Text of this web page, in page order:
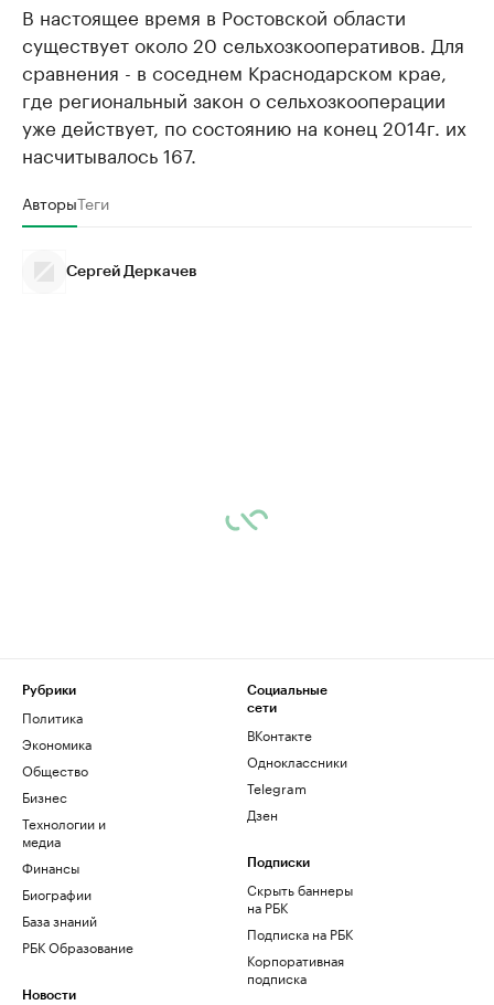
В настоящее время в Ростовской области
существует около 20 сельхозкооперативов. Для
сравнения - в соседнем Краснодарском крае,
где региональный закон о сельхозкооперации
уже действует, по состоянию на конец 2014г. их
насчитывалось 167.
АвторыТеги
Сергей Деркачев
Рубрики
Политика
Экономика
Общество
Бизнес
Технологии и
медиа
Финансы
Биографии
База знаний
РБК Образование
Новости
Социальные
сети
ВКонтакте
Одноклассники
Telegram
Дзен
Подписки
Скрыть баннеры
на РБК
Подписка на РБК
Корпоративная
подписка